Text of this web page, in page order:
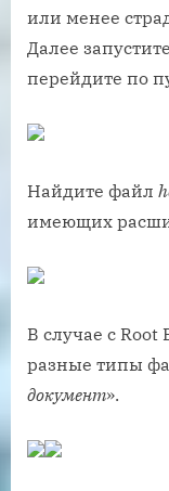
или менее
Далее
перейдите по
Найдите файл
имеющих
В случае с
разные типы
документ».